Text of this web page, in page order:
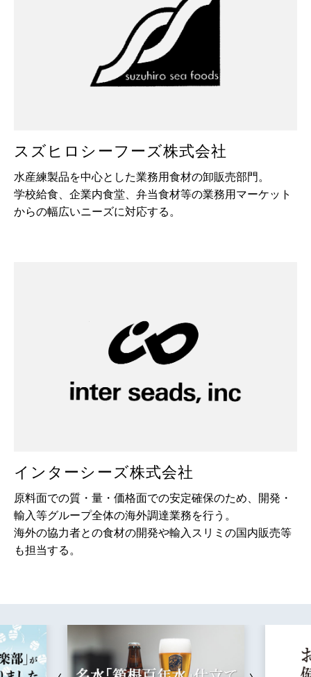
スズヒロシーフーズ株式会社
水産練製品を中心とした業務用食材の卸販売部門。
学校給食、企業内食堂、弁当食材等の業務用マーケット
からの幅広いニーズに対応する。
インターシーズ株式会社
原料面での質・量・価格面での安定確保のため、開発・
輸入等グループ全体の海外調達業務を行う。
海外の協力者との食材の開発や輸入スリミの国内販売等
も担当する。